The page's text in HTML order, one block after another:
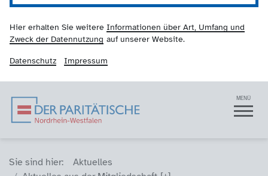
Hier erhalten Sie weitere Informationen über Art, Umfang und
Zweck der Datennutzung auf unserer Website.
Datenschutz Impressum
Der Paritätische NRW
Navigation MENÜ
Sie sind hier (Breadcrumb)
Sie sind hier:
Aktuelles